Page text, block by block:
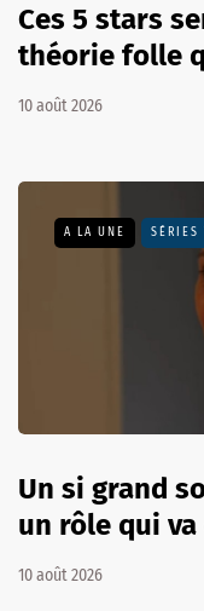
Ces 5 stars
théorie folle
10 août 2026
A LA UNE SÉRIES
Un si grand
un rôle qui
10 août 2026